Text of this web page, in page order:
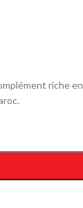
riche en